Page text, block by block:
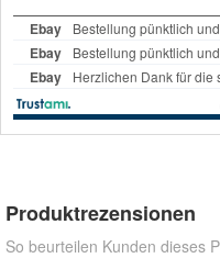
Produktrezensionen
So beurteilen Kunden dieses